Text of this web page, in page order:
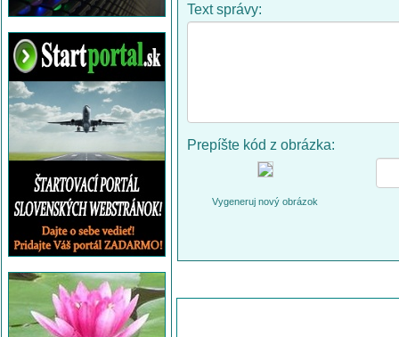
Text správy:
Prepíšte kód z obrázka:
Vygeneruj nový obrázok